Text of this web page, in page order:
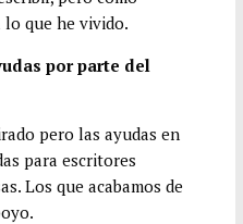
que he vivido.
por parte del
pero las ayudas en
para escritores
Los que acabamos de